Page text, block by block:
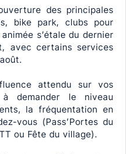
des principales
bike park, clubs pour
s’étale du dernier
avec certains services
attendu sur vos
à demander le niveau
la fréquentation en
vous (Pass’Portes du
ou Fête du village).